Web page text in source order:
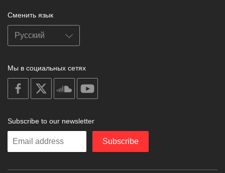
Сменить язык
Мы в социальных сетях
on
facebook
soundcloud
Subscribe to our newsletter
Enter
Subscribe